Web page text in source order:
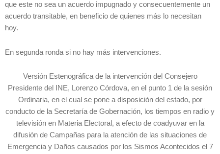
que este no sea un acuerdo impugnado y consecuentemente un
acuerdo transitable, en beneficio de quienes más lo necesitan
hoy.
En segunda ronda si no hay más intervenciones.
Versión Estenográfica de la intervención del Consejero
Presidente del INE, Lorenzo Córdova, en el punto 1 de la sesión
Ordinaria, en el cual se pone a disposición del estado, por
conducto de la Secretaría de Gobernación, los tiempos en radio y
televisión en Materia Electoral, a efecto de coadyuvar en la
difusión de Campañas para la atención de las situaciones de
Emergencia y Daños causados por los Sismos Acontecidos el 7